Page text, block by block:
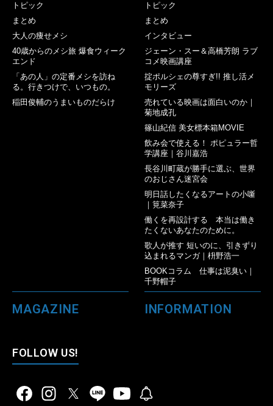
トピック
まとめ
大人の痩せメシ
40歳からのメシ旅 爆食ウィーク
エンド
「あの人」の定番メシを訪ね
る。行きつけで、いつもの。
稲田俊輔のうまいものだらけ
トピック
まとめ
インタビュー
ジェーン・スー＆高橋芳朗 ラブ
コメ映画講座
掟ポルシェの尊すぎ!! 推し活メ
モリーズ
売れている映画は面白いのか｜
菊地成孔
篠山紀信 美女標本箱MOVIE
飲み会で使える！ ポピュラー哲
学講座｜谷川嘉浩
長谷川町蔵が勝手に選ぶ、世界
のおじさん迷宮会
明日話したくなるアートの小噺
｜筧菜奈子
働くを再設計する 本当は働き
たくないあなたのために。
歌人が推す 短いのに、引きずり
込まれるマンガ｜枡野浩一
BOOKコラム 仕事は泥臭い｜
千野帽子
MAGAZINE INFORMATION
FOLLOW US!